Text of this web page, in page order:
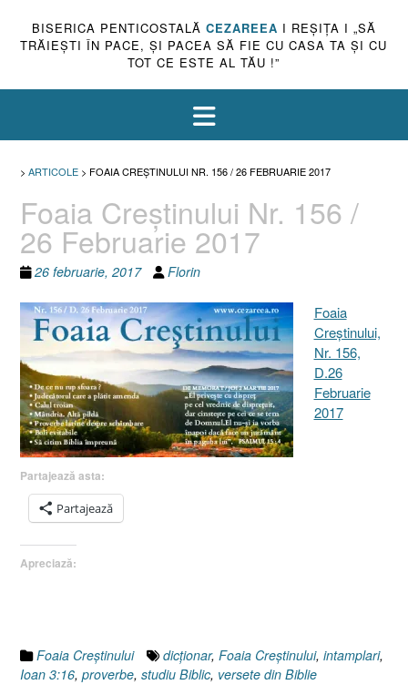
BISERICA PENTICOSTALĂ CEZAREEA I REŞIŢA I „SĂ
TRĂIEŞTI ÎN PACE, ŞI PACEA SĂ FIE CU CASA TA ŞI CU
TOT CE ESTE AL TĂU !”
> ARTICOLE > FOAIA CREŞTINULUI NR. 156 / 26 FEBRUARIE 2017
Foaia Creştinului Nr. 156 /
26 Februarie 2017
26 februarie, 2017 Florin
Foaia
Creştinului,
Nr. 156,
D.26
Februarie
2017
Partajează asta:
Partajează
Apreciază:
Foaia Creştinului dicţionar, Foaia Creştinului, intamplari,
Ioan 3:16, proverbe, studiu Biblic, versete din Biblie